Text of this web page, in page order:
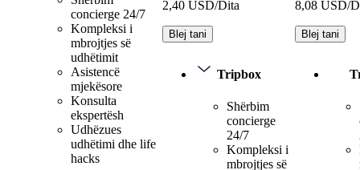
concierge 24/7
Kompleksi i
mbrojtjes së
udhëtimit
Asistencë
mjekësore
Konsulta
ekspertësh
Udhëzues
udhëtimi dhe life
hacks
2,40 USD/Dita
Blej tani
Tripbox
Shërbim
concierge
24/7
Kompleksi i
mbrojtjes së
8,08 USD/
Blej tani